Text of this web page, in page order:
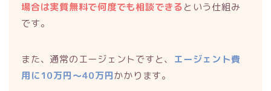
場合は実質無料で何度でも相談できるという仕組み
です。
また、通常のエージェントですと、 エージェント費
用に10万円〜40万円かかります。